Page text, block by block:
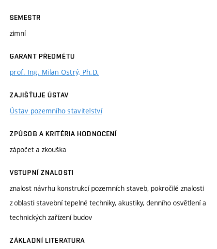
SEMESTR
zimní
GARANT PŘEDMĚTU
prof. Ing. Milan Ostrý, Ph.D.
ZAJIŠŤUJE ÚSTAV
Ústav pozemního stavitelství
ZPŮSOB A KRITÉRIA HODNOCENÍ
zápočet a zkouška
VSTUPNÍ ZNALOSTI
znalost návrhu konstrukcí pozemních staveb, pokročilé znalosti
z oblasti stavební tepelné techniky, akustiky, denního osvětlení a
technických zařízení budov
ZÁKLADNÍ LITERATURA